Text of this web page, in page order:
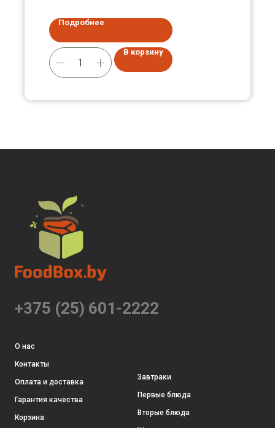
Подробнее
В корзину
+375 (25) 601-2222
О нас
Контакты
Оплата и доставка
Гарантия качества
Корзина
Завтраки
Первые блюда
Вторые блюда